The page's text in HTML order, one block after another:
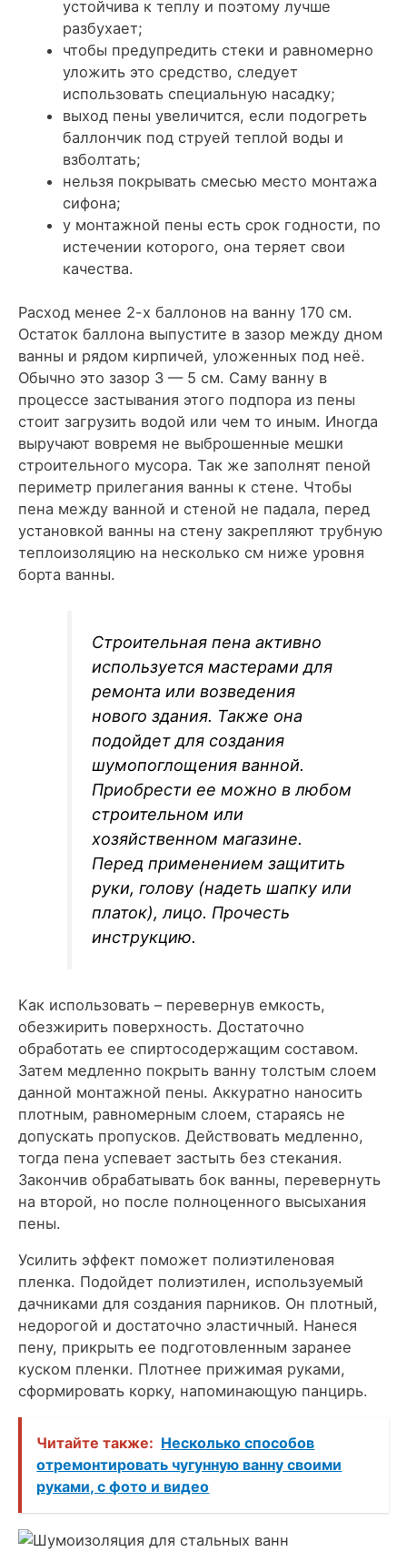
устойчива к теплу и поэтому лучше
разбухает;
чтобы предупредить стеки и равномерно
уложить это средство, следует
использовать специальную насадку;
выход пены увеличится, если подогреть
баллончик под струей теплой воды и
взболтать;
нельзя покрывать смесью место монтажа
сифона;
у монтажной пены есть срок годности, по
истечении которого, она теряет свои
качества.
Расход менее 2-х баллонов на ванну 170 см.
Остаток баллона выпустите в зазор между дном
ванны и рядом кирпичей, уложенных под неё.
Обычно это зазор 3 — 5 см. Саму ванну в
процессе застывания этого подпора из пены
стоит загрузить водой или чем то иным. Иногда
выручают вовремя не выброшенные мешки
строительного мусора. Так же заполнят пеной
периметр прилегания ванны к стене. Чтобы
пена между ванной и стеной не падала, перед
установкой ванны на стену закрепляют трубную
теплоизоляцию на несколько см ниже уровня
борта ванны.
Строительная пена активно
используется мастерами для
ремонта или возведения
нового здания. Также она
подойдет для создания
шумопоглощения ванной.
Приобрести ее можно в любом
строительном или
хозяйственном магазине.
Перед применением защитить
руки, голову (надеть шапку или
платок), лицо. Прочесть
инструкцию.
Как использовать – перевернув емкость,
обезжирить поверхность. Достаточно
обработать ее спиртосодержащим составом.
Затем медленно покрыть ванну толстым слоем
данной монтажной пены. Аккуратно наносить
плотным, равномерным слоем, стараясь не
допускать пропусков. Действовать медленно,
тогда пена успевает застыть без стекания.
Закончив обрабатывать бок ванны, перевернуть
на второй, но после полноценного высыхания
пены.
Усилить эффект поможет полиэтиленовая
пленка. Подойдет полиэтилен, используемый
дачниками для создания парников. Он плотный,
недорогой и достаточно эластичный. Нанеся
пену, прикрыть ее подготовленным заранее
куском пленки. Плотнее прижимая руками,
сформировать корку, напоминающую панцирь.
Читайте также: Несколько способов
отремонтировать чугунную ванну своими
руками, с фото и видео